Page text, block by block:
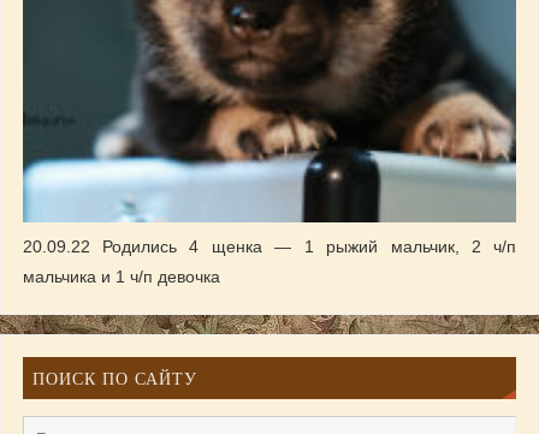
20.09.22 Родились 4 щенка — 1 рыжий мальчик, 2 ч/п
мальчика и 1 ч/п девочка
ПОИСК ПО САЙТУ